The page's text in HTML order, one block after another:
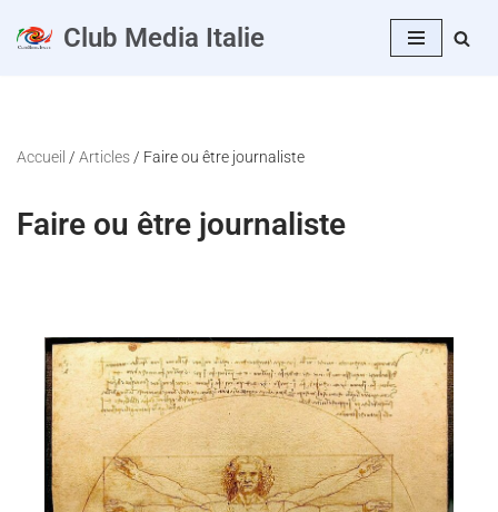
Club Media Italie
Accueil / Articles / Faire ou être journaliste
Faire ou être journaliste